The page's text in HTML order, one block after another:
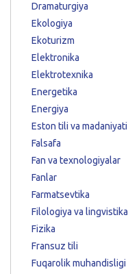
Dramaturgiya
Ekologiya
Ekoturizm
Elektronika
Elektrotexnika
Energetika
Energiya
Eston tili va madaniyati
Falsafa
Fan va texnologiyalar
Fanlar
Farmatsevtika
Filologiya va lingvistika
Fizika
Fransuz tili
Fuqarolik muhandisligi